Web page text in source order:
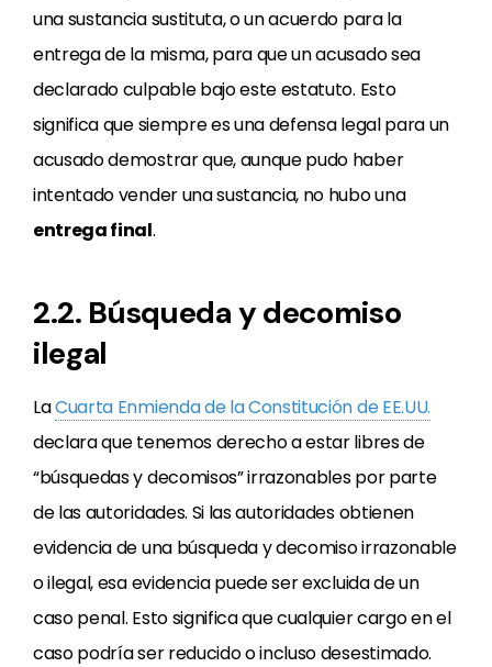
una sustancia sustituta, o un acuerdo para la
entrega de la misma, para que un acusado sea
declarado culpable bajo este estatuto. Esto
significa que siempre es una defensa legal para un
acusado demostrar que, aunque pudo haber
intentado vender una sustancia, no hubo una
entrega final.
2.2. Búsqueda y decomiso
ilegal
LaCuarta Enmienda de la Constitución de EE.UU.
declara que tenemos derecho a estar libres de
“búsquedas y decomisos” irrazonables por parte
de las autoridades. Si las autoridades obtienen
evidencia de una búsqueda y decomiso irrazonable
o ilegal, esa evidencia puede ser excluida de un
caso penal. Esto significa que cualquier cargo en el
caso podría ser reducido o incluso desestimado.